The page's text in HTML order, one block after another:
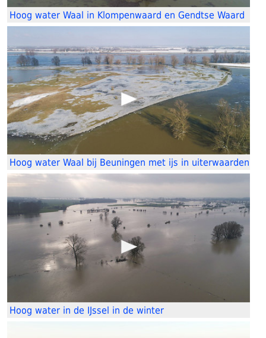
Hoog water Waal in Klompenwaard en Gendtse Waard
Hoog water Waal bij Beuningen met ijs in uiterwaarden
Hoog water in de IJssel in de winter